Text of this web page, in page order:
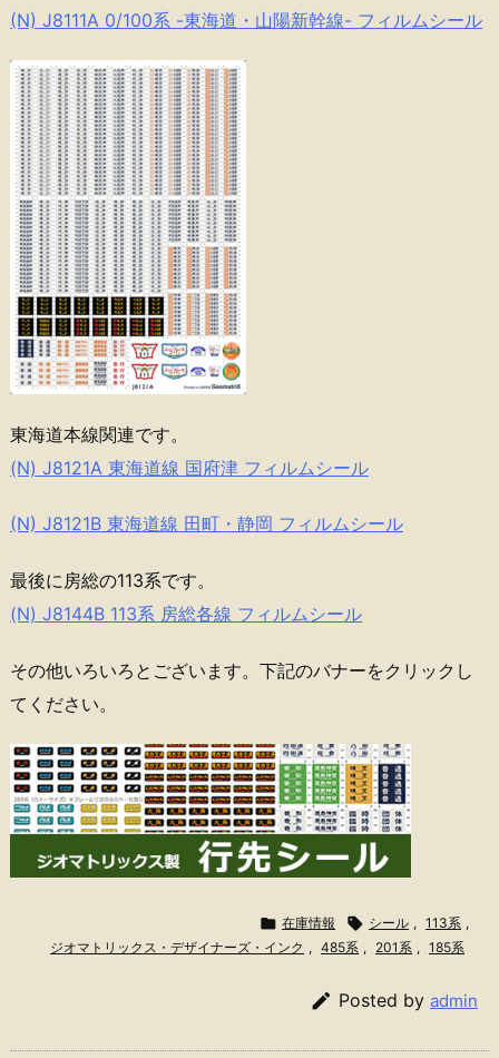
(N) J8111A 0/100系 -東海道・山陽新幹線- フィルムシール
東海道本線関連です。
(N) J8121A 東海道線 国府津 フィルムシール
(N) J8121B 東海道線 田町・静岡 フィルムシール
最後に房総の113系です。
(N) J8144B 113系 房総各線 フィルムシール
その他いろいろとございます。下記のバナーをクリックし
てください。
 在庫情報  シール , 113系 ,
ジオマトリックス・デザイナーズ・インク , 485系 , 201系 , 185系
 Posted by admin